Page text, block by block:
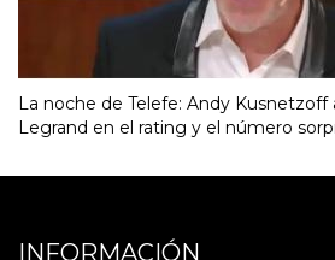
La noche de Telefe: Andy Kusnetzoff
Legrand en el rating y el número
INFORMACIÓN